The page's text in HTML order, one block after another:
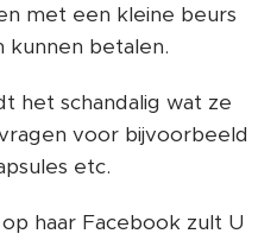
met een kleine beurs
kunnen betalen.
het schandalig wat ze
voor bijvoorbeeld
etc.
haar Facebook zult U